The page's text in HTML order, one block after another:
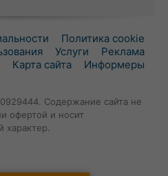
Политика cookie
Услуги
Реклама
Карта сайта Информеры
Содержание сайта не
офертой и носит